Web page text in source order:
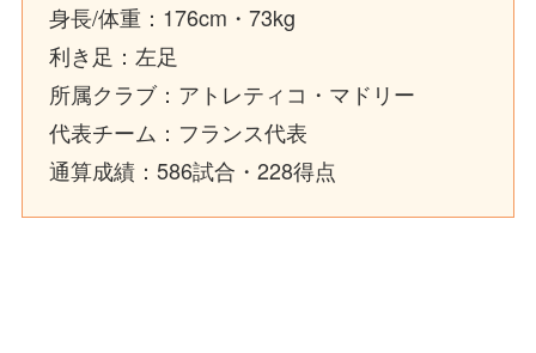
身長/体重：176cm・73kg
利き足：左足
所属クラブ：アトレティコ・マドリー
代表チーム：フランス代表
通算成績：586試合・228得点